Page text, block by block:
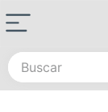
Buscar